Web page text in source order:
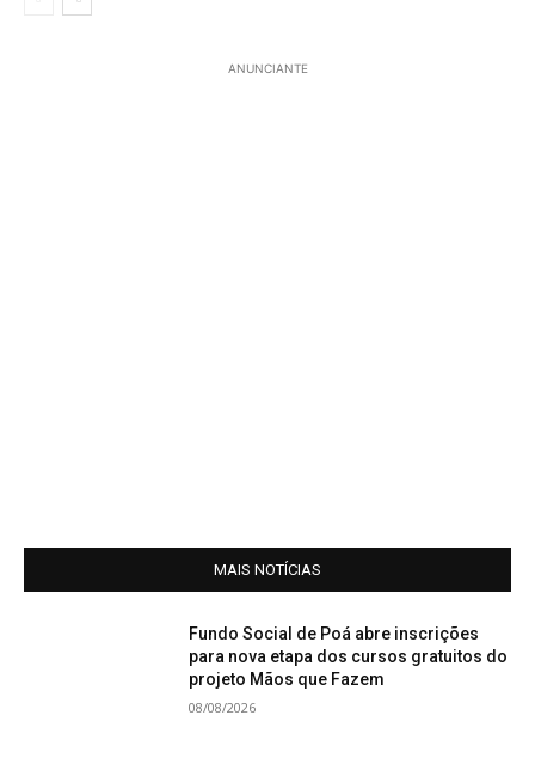
ANUNCIANTE
MAIS NOTÍCIAS
Fundo Social de Poá abre inscrições
para nova etapa dos cursos gratuitos do
projeto Mãos que Fazem
08/08/2026